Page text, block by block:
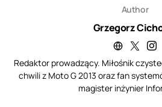
Author
Grzegorz
Redaktor prowadzący. Miłośnik
chwili z Moto G 2013 oraz fan
magister inżynier